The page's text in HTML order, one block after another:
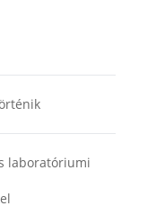
laboratóriumi